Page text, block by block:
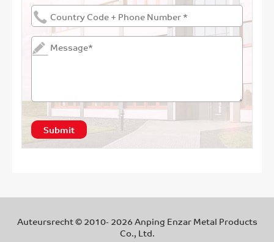
Submit
Auteursrecht © 2010-2026Anping Enzar Metal Products
Co., Ltd.